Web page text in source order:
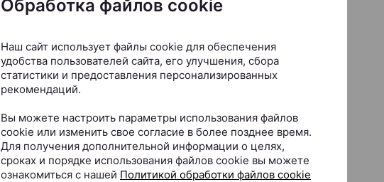
Обработка файлов cookie
Наш сайт использует файлы cookie для обеспечения
удобства пользователей сайта, его улучшения, сбора
статистики и предоставления персонализированных
рекомендаций.
Вы можете настроить параметры использования файлов
cookie или изменить свое согласие в более позднее время.
Для получения дополнительной информации о целях,
сроках и порядке использования файлов cookie вы можете
ознакомиться с нашей Политикой обработки файлов cookie